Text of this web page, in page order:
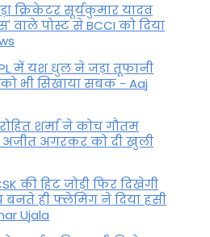
जब सपने में
क्रिकेटर सूर्यकुमार यादव
वाले पोस्ट से BCCI को दिया
में यश धुल ने जड़ा तूफानी
भी स‍िखाया सबक - Aaj
शर्मा ने कोच गौतम
अगरकर को दी खुली
की हिट जोड़ी फिर दिखेगी
ही फ्लेमिंग ने दिया हसी
Ujala